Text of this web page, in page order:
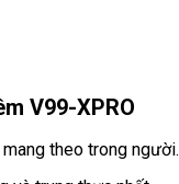
V99-XPRO
theo trong người.